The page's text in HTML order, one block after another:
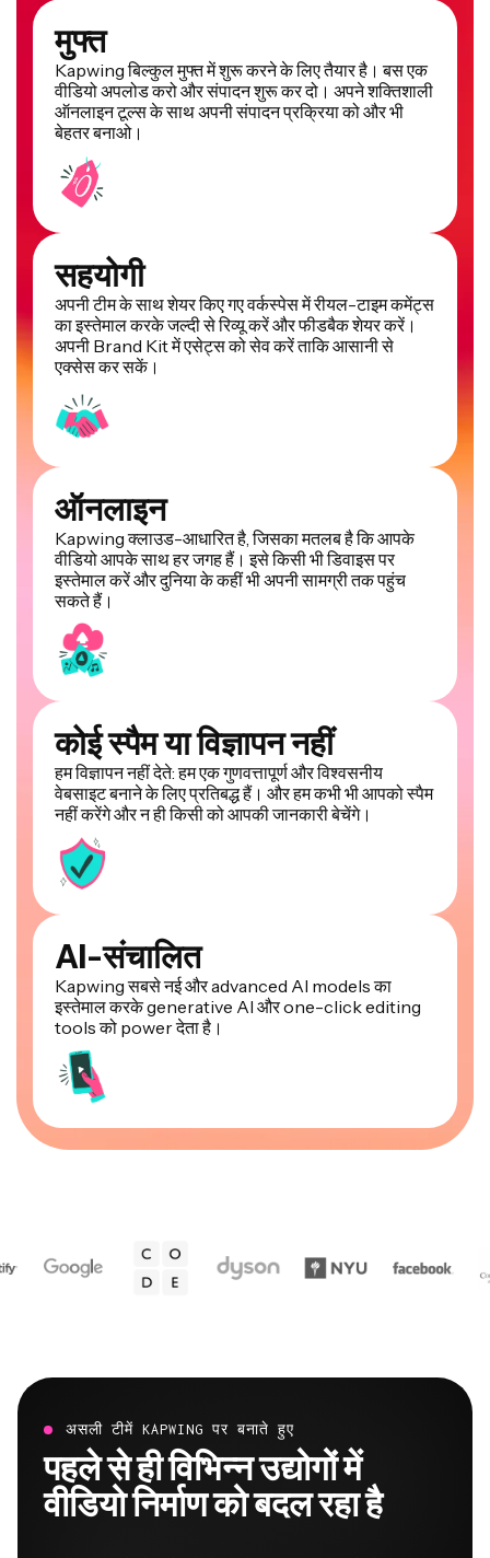
मुफ्त
Kapwing बिल्कुल मुफ्त में शुरू करने के लिए तैयार है। बस एक
वीडियो अपलोड करो और संपादन शुरू कर दो। अपने शक्तिशाली
ऑनलाइन टूल्स के साथ अपनी संपादन प्रक्रिया को और भी
बेहतर बनाओ।
सहयोगी
अपनी टीम के साथ शेयर किए गए वर्कस्पेस में रीयल-टाइम कमेंट्स
का इस्तेमाल करके जल्दी से रिव्यू करें और फीडबैक शेयर करें।
अपनी Brand Kit में एसेट्स को सेव करें ताकि आसानी से
एक्सेस कर सकें।
ऑनलाइन
Kapwing क्लाउड-आधारित है, जिसका मतलब है कि आपके
वीडियो आपके साथ हर जगह हैं। इसे किसी भी डिवाइस पर
इस्तेमाल करें और दुनिया के कहीं भी अपनी सामग्री तक पहुंच
सकते हैं।
कोई स्पैम या विज्ञापन नहीं
हम विज्ञापन नहीं देते: हम एक गुणवत्तापूर्ण और विश्वसनीय
वेबसाइट बनाने के लिए प्रतिबद्ध हैं। और हम कभी भी आपको स्पैम
नहीं करेंगे और न ही किसी को आपकी जानकारी बेचेंगे।
AI-संचालित
Kapwing सबसे नई और advanced AI models का
इस्तेमाल करके generative AI और one-click editing
tools को power देता है।
असली टीमें KAPWING पर बनाते हुए
पहले से ही विभिन्न उद्योगों में
वीडियो निर्माण को बदल रहा है